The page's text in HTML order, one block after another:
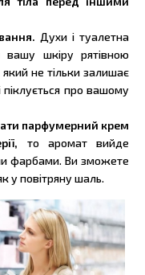
Духи і туалетна
шкіру рятівною
не тільки залишає
про вашому
парфумерний крем
то аромат вийде
фарбами. Ви зможете
у повітряну шаль.